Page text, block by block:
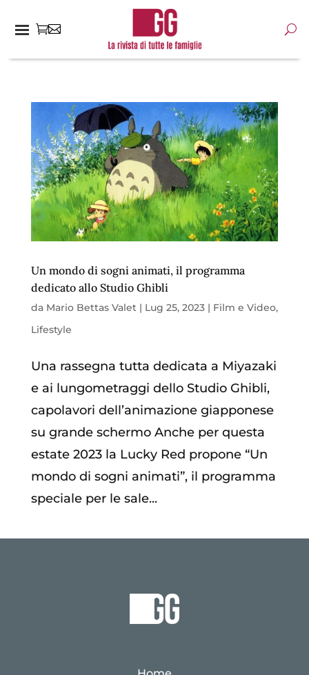
Un mondo di sogni animati, il programma
dedicato allo Studio Ghibli
da Mario Bettas Valet | Lug 25, 2023| Film e Video,
Lifestyle
Una rassegna tutta dedicata a Miyazaki
e ai lungometraggi dello Studio Ghibli,
capolavori dell’animazione giapponese
su grande schermo Anche per questa
estate 2023 la Lucky Red propone “Un
mondo di sogni animati”, il programma
speciale per le sale...